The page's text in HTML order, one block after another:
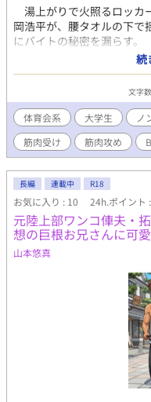
湯上がりで火照るロッカ
岡浩平が、腰タオルの下で
にバイトの秘密を漏らす。
ラの前で勃起晒しちゃっ
レイに火をつける。他の部
たちの視線が肌を焦がす
を開く。 器械体操部の練
た片岡浩平と高瀬恒征。
の片岡は金回りの良さを明
ト。通販下着サイトの「首
の片岡はスタジオへ。熱い
ディチェック。筋肉質な身
理。除毛クリームでパイパ
り、アナル周りまで指で処
を確かめ、撮影開始。パン
リーフ。跪いて下着を直す
ン調整までされてしまう。
い」。ジョックストラップ
字開脚でレンズに迫る股
れたのは、透けTバックの
ッフに見られながら扱く
「人前でチンポ扱くなん
を高瀬に漏らすと、早速、
「先輩、勃起写真まで…再
の陰茎露わにM字開脚。後
続
文字
体育会系 大学生 ノ
筋肉受け
筋肉攻め
長編 連載中 R18
お気に入り : 10 24h.ポイント
元陸上部ワンコ俥夫・
想の巨根お兄さんに可
山本悠真